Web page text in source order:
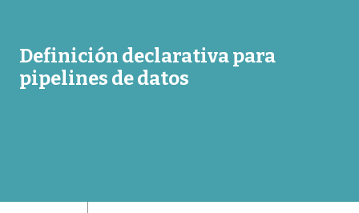
Definición declarativa para
pipelines de datos